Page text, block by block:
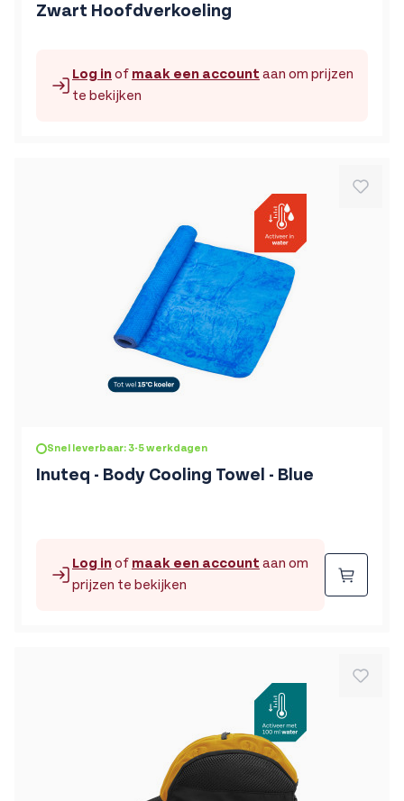
Zwart Hoofdverkoeling
Log inof maak een account aan om prijzen
te bekijken
Snel leverbaar: 3-5 werkdagen
Inuteq - Body Cooling Towel - Blue
Log inof maak een account aan om
prijzen te bekijken